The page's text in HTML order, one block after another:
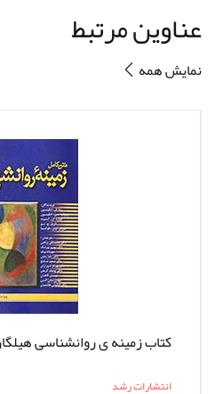
عناوین مرتبط
نمایش همه
کتاب زمینه ی روانشناسی
انتشارات رشد